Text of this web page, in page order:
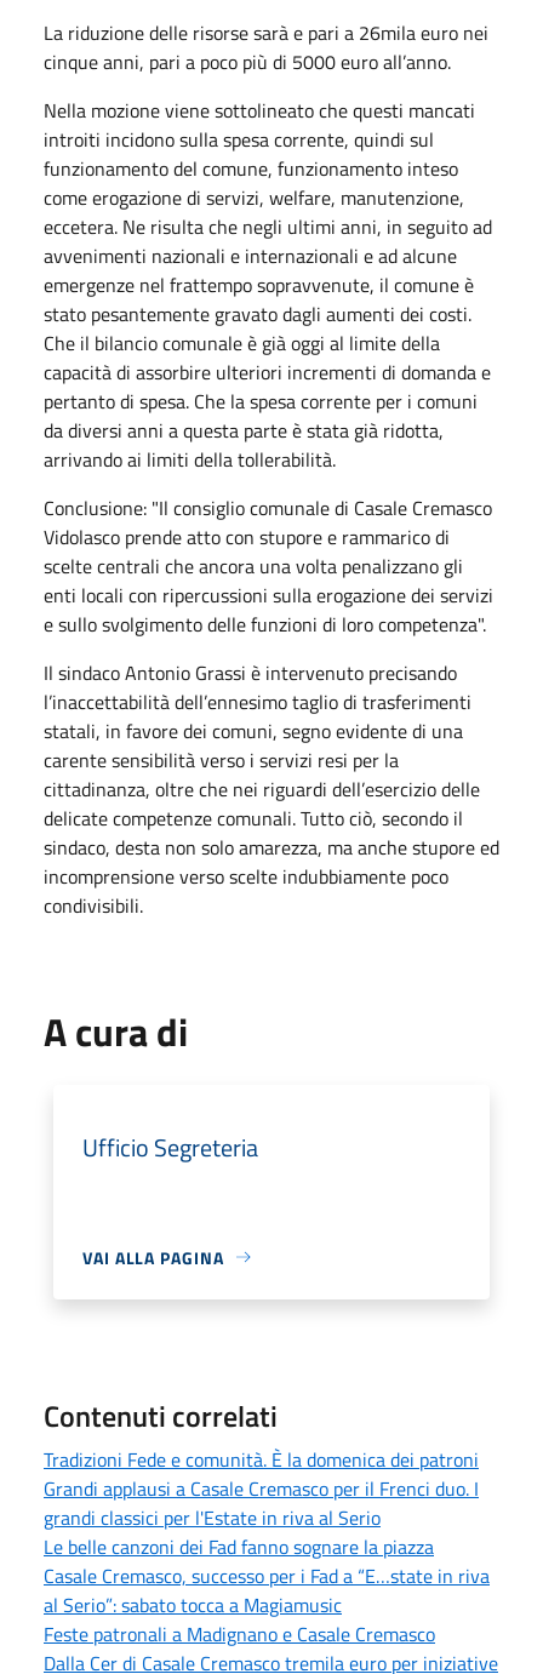
La riduzione delle risorse sarà e pari a 26mila euro nei
cinque anni, pari a poco più di 5000 euro all’anno.
Nella mozione viene sottolineato che questi mancati
introiti incidono sulla spesa corrente, quindi sul
funzionamento del comune, funzionamento inteso
come erogazione di servizi, welfare, manutenzione,
eccetera. Ne risulta che negli ultimi anni, in seguito ad
avvenimenti nazionali e internazionali e ad alcune
emergenze nel frattempo sopravvenute, il comune è
stato pesantemente gravato dagli aumenti dei costi.
Che il bilancio comunale è già oggi al limite della
capacità di assorbire ulteriori incrementi di domanda e
pertanto di spesa. Che la spesa corrente per i comuni
da diversi anni a questa parte è stata già ridotta,
arrivando ai limiti della tollerabilità.
Conclusione: "Il consiglio comunale di Casale Cremasco
Vidolasco prende atto con stupore e rammarico di
scelte centrali che ancora una volta penalizzano gli
enti locali con ripercussioni sulla erogazione dei servizi
e sullo svolgimento delle funzioni di loro competenza".
Il sindaco Antonio Grassi è intervenuto precisando
l’inaccettabilità dell’ennesimo taglio di trasferimenti
statali, in favore dei comuni, segno evidente di una
carente sensibilità verso i servizi resi per la
cittadinanza, oltre che nei riguardi dell’esercizio delle
delicate competenze comunali. Tutto ciò, secondo il
sindaco, desta non solo amarezza, ma anche stupore ed
incomprensione verso scelte indubbiamente poco
condivisibili.
A cura di
Ufficio Segreteria
VAI ALLA PAGINA
Contenuti correlati
Tradizioni Fede e comunità. È la domenica dei patroni
Grandi applausi a Casale Cremasco per il Frenci duo. I
grandi classici per l'Estate in riva al Serio
Le belle canzoni dei Fad fanno sognare la piazza
Casale Cremasco, successo per i Fad a “E…state in riva
al Serio”: sabato tocca a Magiamusic
Feste patronali a Madignano e Casale Cremasco
Dalla Cer di Casale Cremasco tremila euro per iniziative